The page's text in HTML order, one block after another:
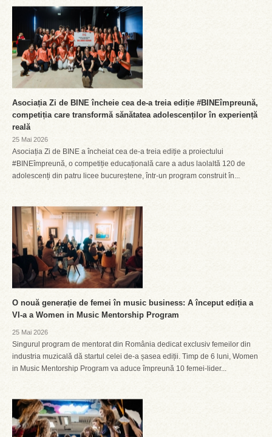
Asociația Zi de BINE încheie cea de-a treia ediție #BINEîmpreună,
competiția care transformă sănătatea adolescenților în experiență
reală
25 Mai 2026
Asociația Zi de BINE a încheiat cea de-a treia ediție a proiectului
#BINEîmpreună, o competiție educațională care a adus laolaltă 120 de
adolescenți din patru licee bucureștene, într-un program construit în...
O nouă generație de femei în music business: A început ediția a
VI-a a Women in Music Mentorship Program
25 Mai 2026
Singurul program de mentorat din România dedicat exclusiv femeilor din
industria muzicală dă startul celei de-a șasea ediții. Timp de 6 luni, Women
in Music Mentorship Program va aduce împreună 10 femei-lider...